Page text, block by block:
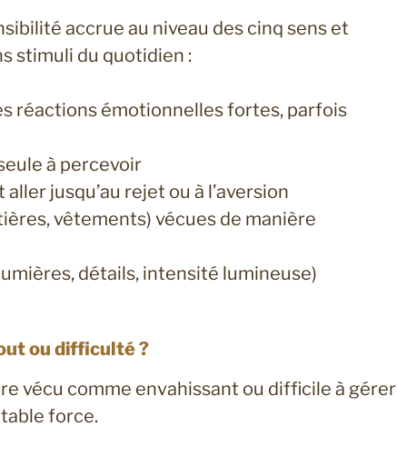
accrue au niveau des cinq sens et
stimuli du quotidien :
réactions émotionnelles fortes, parfois
à percevoir
jusqu’au rejet ou à l’aversion
vêtements) vécues de manière
détails, intensité lumineuse)
ou difficulté ?
vécu comme envahissant ou difficile à gérer
force.